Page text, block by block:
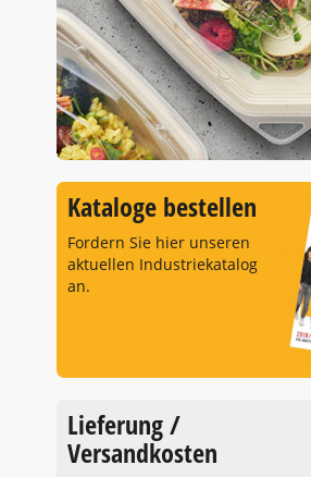
Kataloge bestellen
Fordern Sie hier unseren
aktuellen Industriekatalog
an.
Lieferung /
Versandkosten